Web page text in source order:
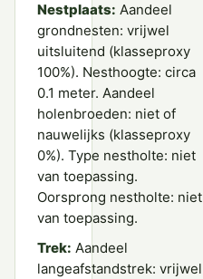
Nestplaats: Aandeel
grondnesten: vrijwel
uitsluitend (klasseproxy
100%). Nesthoogte: circa
0.1 meter. Aandeel
holenbroeden: niet of
nauwelijks (klasseproxy
0%). Type nestholte: niet
van toepassing.
Oorsprong nestholte: niet
van toepassing.
Trek: Aandeel
langeafstandstrek: vrijwel